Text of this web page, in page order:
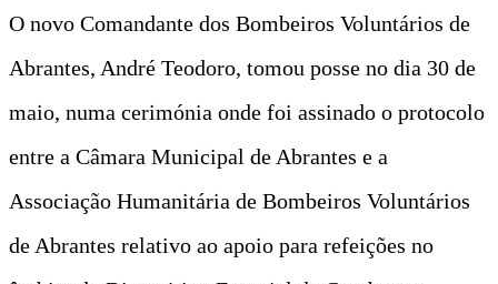
O novo Comandante dos Bombeiros Voluntários de
Abrantes, André Teodoro, tomou posse no dia 30 de
maio, numa cerimónia onde foi assinado o protocolo
entre a Câmara Municipal de Abrantes e a
Associação Humanitária de Bombeiros Voluntários
de Abrantes relativo ao apoio para refeições no